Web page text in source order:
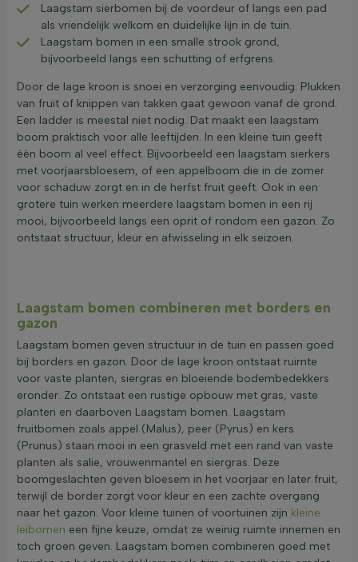
Laagstam sierbomen bij de voordeur of langs een pad
als vriendelijk welkom en duidelijke lijn in de tuin.
Laagstam bomen in een smalle strook grond,
bijvoorbeeld langs een schutting of erfgrens.
Door de lage kroon is snoei en verzorging eenvoudig. Plukken
van fruit of knippen van takken gaat gewoon vanaf de grond.
Een ladder is meestal niet nodig. Dat maakt een laagstam
boom praktisch voor alle leeftijden. In een kleine tuin geeft
één boom al veel effect. Bijvoorbeeld een laagstam sierkers
met voorjaarsbloesem, of een appelboom die in de zomer
voor schaduw zorgt en in de herfst fruit geeft. Ook in een
grotere tuin werken meerdere laagstam bomen in een rij
mooi, bijvoorbeeld langs een oprit of rondom een gazon. Zo
ontstaat structuur, kleur en afwisseling in elk seizoen.
Laagstam bomen combineren met borders en
gazon
Laagstam bomen geven structuur in de tuin en passen goed
bij borders en gazon. Door de lage kroon ontstaat ruimte
voor vaste planten, siergras en bloeiende bodembedekkers
eronder. Zo ontstaat een rustige opbouw met gras, vaste
planten en daarboven Laagstam bomen. Laagstam
fruitbomen zoals appel (Malus), peer (Pyrus) en kers
(Prunus) staan mooi in een grasveld met een rand van vaste
planten als salie, vrouwenmantel en siergras. Deze
boomgeslachten geven bloesem in het voorjaar en later fruit,
terwijl de border zorgt voor kleur en een zachte overgang
naar het gazon. Voor kleine tuinen of voortuinen zijn kleine
leibomen een fijne keuze, omdat ze weinig ruimte innemen en
toch groen geven. Laagstam bomen combineren goed met